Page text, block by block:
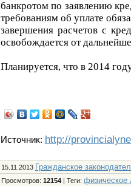
банкротом по заявлению
требованиям об уплате
завершения расчетов с
освобождается от
Планируется, что в 2014
Источник: http://
15.11.2013 Гражданское
Просмотров: 12154| Теги: физическое